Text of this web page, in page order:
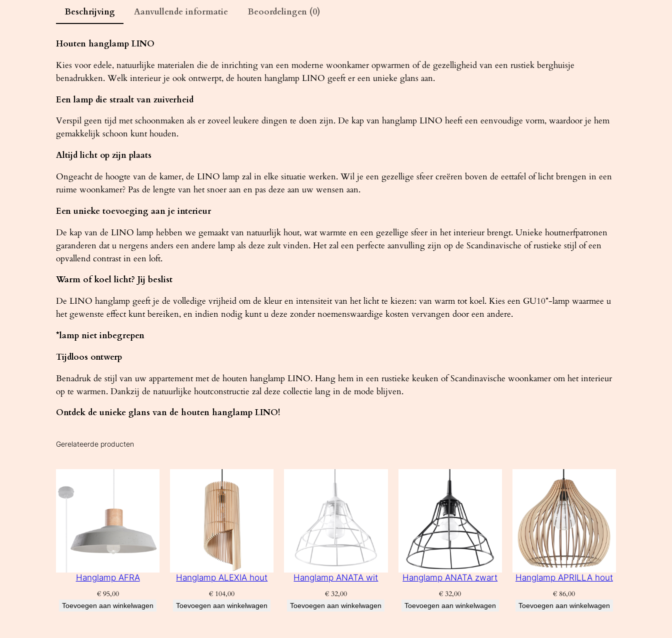
l
Beschrijving Aanvullende informatie Beoordelingen (0)
Houten hanglamp LINO
Kies voor edele, natuurlijke materialen die de inrichting van een moderne woonkamer opwarmen of de gezelligheid van een rustiek berghuisje
benadrukken. Welk interieur je ook ontwerpt, de houten hanglamp LINO geeft er een unieke glans aan.
Een lamp die straalt van zuiverheid
Verspil geen tijd met schoonmaken als er zoveel leukere dingen te doen zijn. De kap van hanglamp LINO heeft een eenvoudige vorm, waardoor je hem
gemakkelijk schoon kunt houden.
Altijd licht op zijn plaats
Ongeacht de hoogte van de kamer, de LINO lamp zal in elke situatie werken. Wil je een gezellige sfeer creëren boven de eettafel of licht brengen in een
ruime woonkamer? Pas de lengte van het snoer aan en pas deze aan uw wensen aan.
Een unieke toevoeging aan je interieur
De kap van de LINO lamp hebben we gemaakt van natuurlijk hout, wat warmte en een gezellige sfeer in het interieur brengt. Unieke houtnerfpatronen
garanderen dat u nergens anders een andere lamp als deze zult vinden. Het zal een perfecte aanvulling zijn op de Scandinavische of rustieke stijl of een
opvallend contrast in een loft.
Warm of koel licht? Jij beslist
De LINO hanglamp geeft je de volledige vrijheid om de kleur en intensiteit van het licht te kiezen: van warm tot koel. Kies een GU10*-lamp waarmee u
het gewenste effect kunt bereiken, en indien nodig kunt u deze zonder noemenswaardige kosten vervangen door een andere.
*lamp niet inbegrepen
Tijdloos ontwerp
Benadruk de stijl van uw appartement met de houten hanglamp LINO. Hang hem in een rustieke keuken of Scandinavische woonkamer om het interieur
op te warmen. Dankzij de natuurlijke houtconstructie zal deze collectie lang in de mode blijven.
Ontdek de unieke glans van de houten hanglamp LINO!
Gerelateerde producten
Hanglamp AFRA
€95,00
Toevoegen aan winkelwagen
Hanglamp ALEXIA hout
€ 104,00
Toevoegen aan winkelwagen
Hanglamp ANATA wit
€32,00
Toevoegen aan winkelwagen
Hanglamp ANATA zwart
€ 32,00
Toevoegen aan winkelwagen
Hanglamp APRILLA hout
€ 86,00
Toevoegen aan winkelwagen